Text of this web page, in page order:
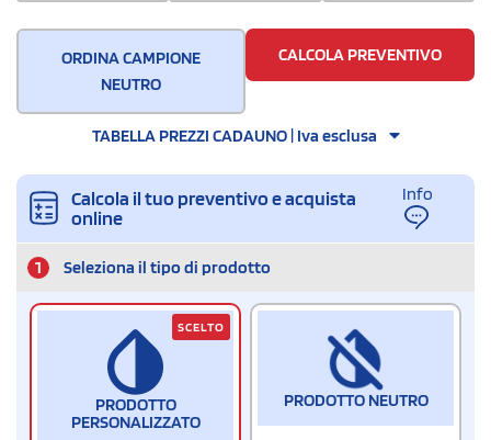
ORDINA CAMPIONE
NEUTRO
CALCOLA PREVENTIVO
TABELLA PREZZI CADAUNO | Iva esclusa
Calcola il tuo preventivo e acquista
online
Info
1 Seleziona il tipo di prodotto
PRODOTTO
PERSONALIZZATO
SCELTO
PRODOTTO NEUTRO